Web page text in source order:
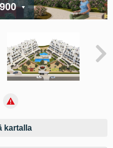
kartalla